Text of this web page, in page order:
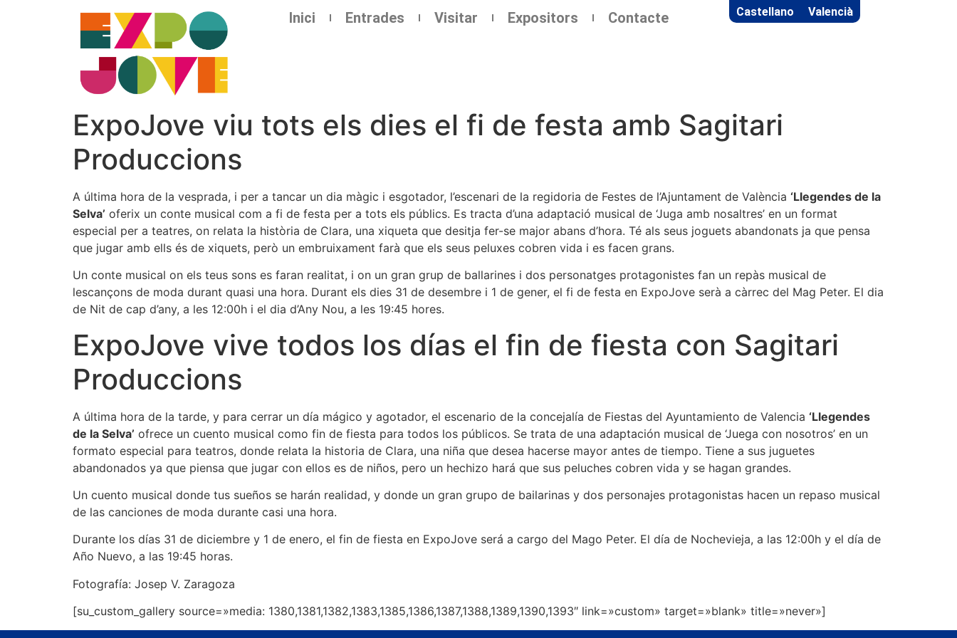
Inici Entrades Visitar Expositors Contacte Castellano Valencià
ExpoJove viu tots els dies el fi de festa amb Sagitari
Produccions
A última hora de la vesprada, i per a tancar un dia màgic i esgotador, l’escenari de la regidoria de Festes de l’Ajuntament de València ‘Llegendes de la
Selva’ oferix un conte musical com a fi de festa per a tots els públics. Es tracta d’una adaptació musical de ‘Juga amb nosaltres’ en un format
especial per a teatres, on relata la història de Clara, una xiqueta que desitja fer-se major abans d’hora. Té als seus joguets abandonats ja que pensa
que jugar amb ells és de xiquets, però un embruixament farà que els seus peluxes cobren vida i es facen grans.
Un conte musical on els teus sons es faran realitat, i on un gran grup de ballarines i dos personatges protagonistes fan un repàs musical de
lescançons de moda durant quasi una hora. Durant els dies 31 de desembre i 1 de gener, el fi de festa en ExpoJove serà a càrrec del Mag Peter. El dia
de Nit de cap d’any, a les 12:00h i el dia d’Any Nou, a les 19:45 hores.
ExpoJove vive todos los días el fin de fiesta con Sagitari
Produccions
A última hora de la tarde, y para cerrar un día mágico y agotador, el escenario de la concejalía de Fiestas del Ayuntamiento de Valencia ‘Llegendes
de la Selva’ ofrece un cuento musical como fin de fiesta para todos los públicos. Se trata de una adaptación musical de ‘Juega con nosotros’ en un
formato especial para teatros, donde relata la historia de Clara, una niña que desea hacerse mayor antes de tiempo. Tiene a sus juguetes
abandonados ya que piensa que jugar con ellos es de niños, pero un hechizo hará que sus peluches cobren vida y se hagan grandes.
Un cuento musical donde tus sueños se harán realidad, y donde un gran grupo de bailarinas y dos personajes protagonistas hacen un repaso musical
de las canciones de moda durante casi una hora.
Durante los días 31 de diciembre y 1 de enero, el fin de fiesta en ExpoJove será a cargo del Mago Peter. El día de Nochevieja, a las 12:00h y el día de
Año Nuevo, a las 19:45 horas.
Fotografía: Josep V. Zaragoza
[su_custom_gallery source=»media: 1380,1381,1382,1383,1385,1386,1387,1388,1389,1390,1393″ link=»custom» target=»blank» title=»never»]